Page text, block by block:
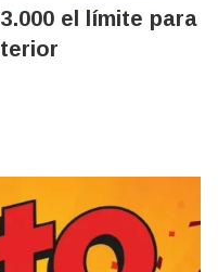
el límite para